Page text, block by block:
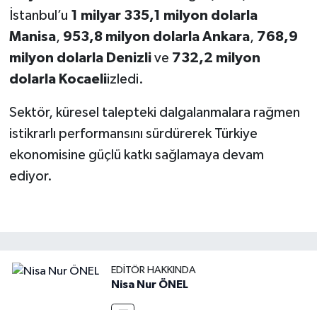
İstanbul’u 1 milyar 335,1 milyon dolarla
Manisa, 953,8 milyon dolarla Ankara, 768,9
milyon dolarla Denizlive 732,2 milyon
dolarla Kocaeliizledi.
Sektör, küresel talepteki dalgalanmalara rağmen
istikrarlı performansını sürdürerek Türkiye
ekonomisine güçlü katkı sağlamaya devam
ediyor.
EDITÖR HAKKINDA
Nisa Nur ÖNEL